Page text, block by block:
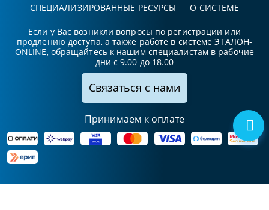
СПЕЦИАЛИЗИРОВАННЫЕ РЕСУРСЫ
О СИСТЕМЕ
Если у Вас возникли вопросы по регистрации или
продлению доступа, а также работе в системе ЭТАЛОН-
ONLINE, обращайтесь к нашим специалистам в рабочие
дни с 9.00 до 18.00
Связаться с нами
Принимаем к оплате